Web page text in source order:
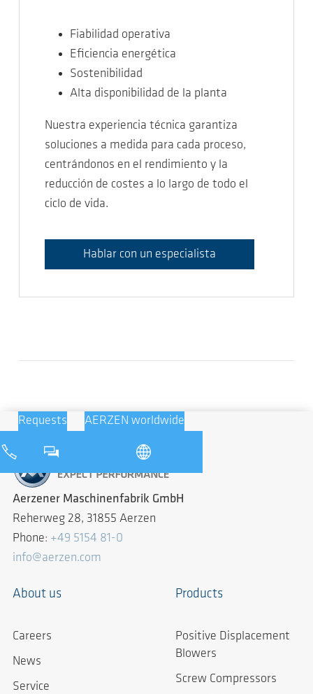
Fiabilidad operativa
Eficiencia energética
Sostenibilidad
Alta disponibilidad de la planta
Nuestra experiencia técnica garantiza
soluciones a medida para cada proceso,
centrándonos en el rendimiento y la
reducción de costes a lo largo de todo el
ciclo de vida.
Hablar con un especialista
Requests AERZEN worldwide
Aerzener Maschinenfabrik GmbH
Reherweg 28, 31855 Aerzen
Phone: +49 5154 81-0
info@aerzen.com
About us
Careers
News
Service
Products
Positive Displacement
Blowers
Screw Compressors